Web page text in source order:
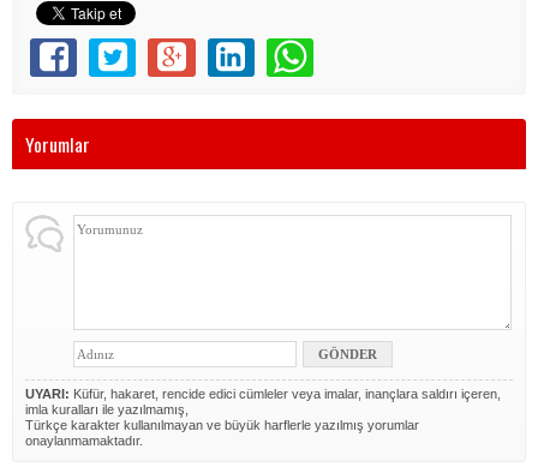
Yorumlar
UYARI: Küfür, hakaret, rencide edici cümleler veya imalar, inançlara saldırı içeren,
imla kuralları ile yazılmamış,
Türkçe karakter kullanılmayan ve büyük harflerle yazılmış yorumlar
onaylanmamaktadır.